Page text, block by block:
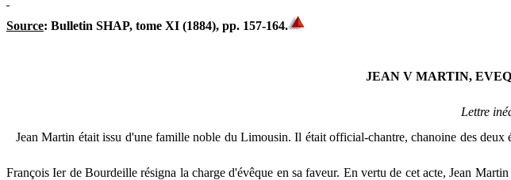
Source: Bulletin SHAP, tome XI (1884), pp. 157-164.
JEAN V MARTIN,
Lettre
Jean Martin était issu d'une famille noble du Limousin. Il était official-chantre, chanoine des
François Ier de Bourdeille résigna la charge d'évêque en sa faveur. En vertu de cet acte, Jean